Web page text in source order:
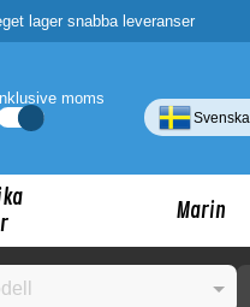
lager snabba leveranser
moms
Svenska
Marin